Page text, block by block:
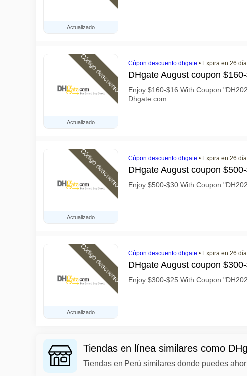
Actualizado
Actualizado
Código descuento Cúpon descuento dhgate • Expira en 26
DHgate August coupon
Enjoy $160-$16 With Coupon
Dhgate.com
Actualizado
Código descuento Cúpon descuento dhgate • Expira en 26
DHgate August coupon
Enjoy $500-$30 With Coupon
Actualizado
Código descuento Cúpon descuento dhgate • Expira en 26
DHgate August coupon
Enjoy $300-$25 With Coupon
Tiendas en línea similares como
Tiendas en Perú similares donde puedes